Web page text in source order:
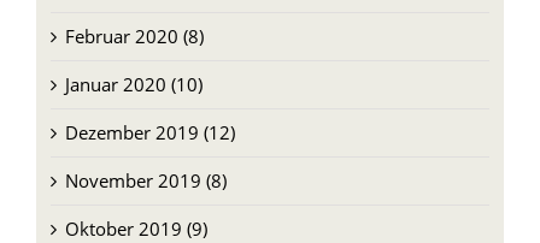
Januar 2020 (10)
Dezember 2019 (12)
November 2019 (8)
Oktober 2019 (9)
September 2019 (9)